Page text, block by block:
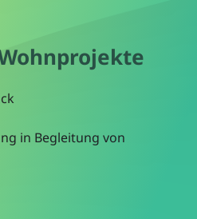
in Begleitung von